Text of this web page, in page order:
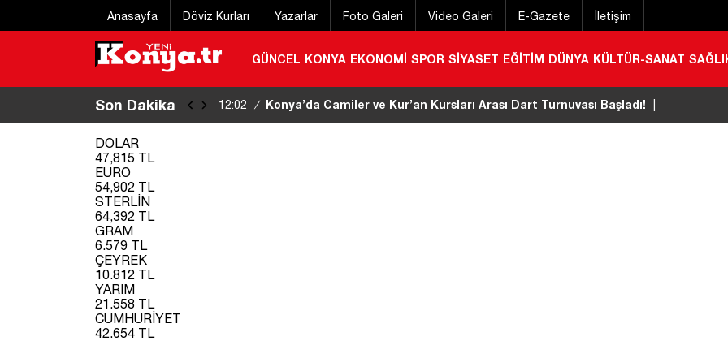
Anasayfa Döviz Kurları Yazarlar Foto Galeri Video Galeri E-Gazete İletişim
GÜNCEL KONYA EKONOMİ SPOR SİYASET EĞİTİM DÜNYA KÜLTÜR-SANAT
Son Dakika 11:53 / Norveç’ten iznini geçirmek için gelmişti! Konyalı gurbetçi hayatını
DOLAR
47,815 TL
EURO
54,902 TL
STERLİN
64,392 TL
GRAM
6.579 TL
ÇEYREK
10.812 TL
YARIM
21.558 TL
CUMHURİYET
42.654 TL